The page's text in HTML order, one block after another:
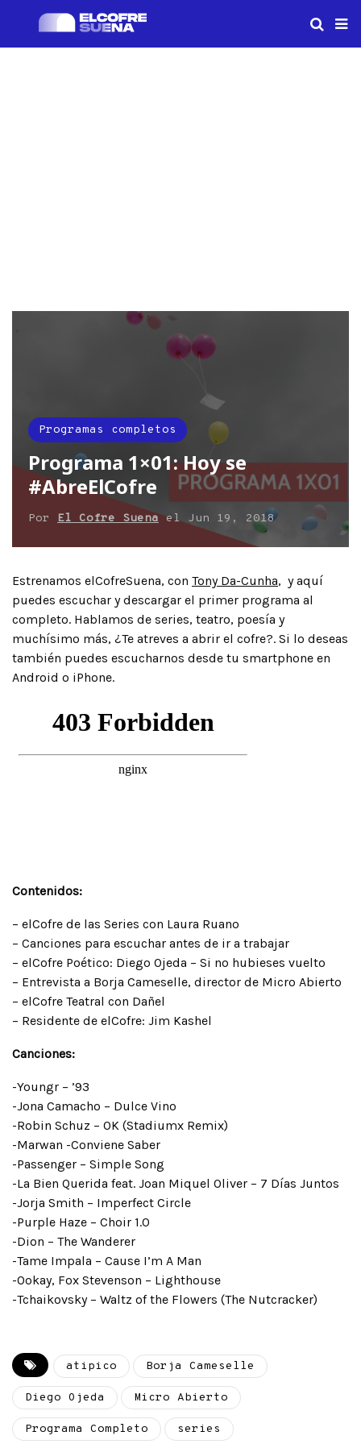
Programas completos
Programa 1×01: Hoy se
#AbreElCofre
Por El Cofre Suenael Jun 19, 2018
Estrenamos elCofreSuena, con Tony Da-Cunha, y aquí
puedes escuchar y descargar el primer programa al
completo. Hablamos de series, teatro, poesía y
muchísimo más, ¿Te atreves a abrir el cofre?. Si lo deseas
también puedes escucharnos desde tu smartphone en
Android o iPhone.
Contenidos:
– elCofre de las Series con Laura Ruano
– Canciones para escuchar antes de ir a trabajar
– elCofre Poético: Diego Ojeda – Si no hubieses vuelto
– Entrevista a Borja Cameselle, director de Micro Abierto
– elCofre Teatral con Dañel
– Residente de elCofre: Jim Kashel
Canciones:
-Youngr – ’93
-Jona Camacho – Dulce Vino
-Robin Schuz – OK (Stadiumx Remix)
-Marwan -Conviene Saber
-Passenger – Simple Song
-La Bien Querida feat. Joan Miquel Oliver – 7 Días Juntos
-Jorja Smith – Imperfect Circle
-Purple Haze – Choir 1.0
-Dion – The Wanderer
-Tame Impala – Cause I’m A Man
-Ookay, Fox Stevenson – Lighthouse
-Tchaikovsky – Waltz of the Flowers (The Nutcracker)
atipico Borja Cameselle
Diego Ojeda Micro Abierto
Programa Completo series